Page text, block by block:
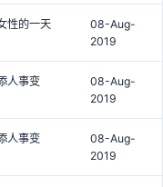
性的一天
08-Aug-
2019
人事变
08-Aug-
2019
人事变
08-Aug-
2019